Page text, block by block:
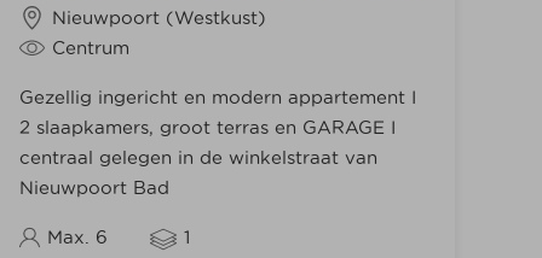
5 slaapkamers
Gelijksvloer
Nieuwpoort (Westkust)
Centrum
Gezellig ingericht en modern appartement I
2 slaapkamers, groot terras en GARAGE I
centraal gelegen in de winkelstraat van
Nieuwpoort Bad
Max. 6 1